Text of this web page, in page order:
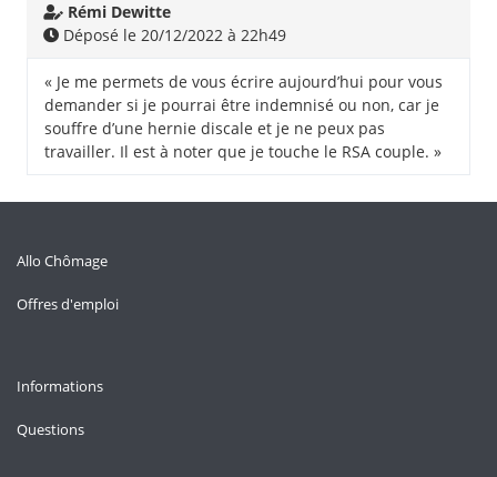
Rémi Dewitte
Déposé le 20/12/2022 à 22h49
« Je me permets de vous écrire aujourd’hui pour vous
demander si je pourrai être indemnisé ou non, car je
souffre d’une hernie discale et je ne peux pas
travailler. Il est à noter que je touche le RSA couple. »
Allo Chômage
Offres d'emploi
Informations
Questions